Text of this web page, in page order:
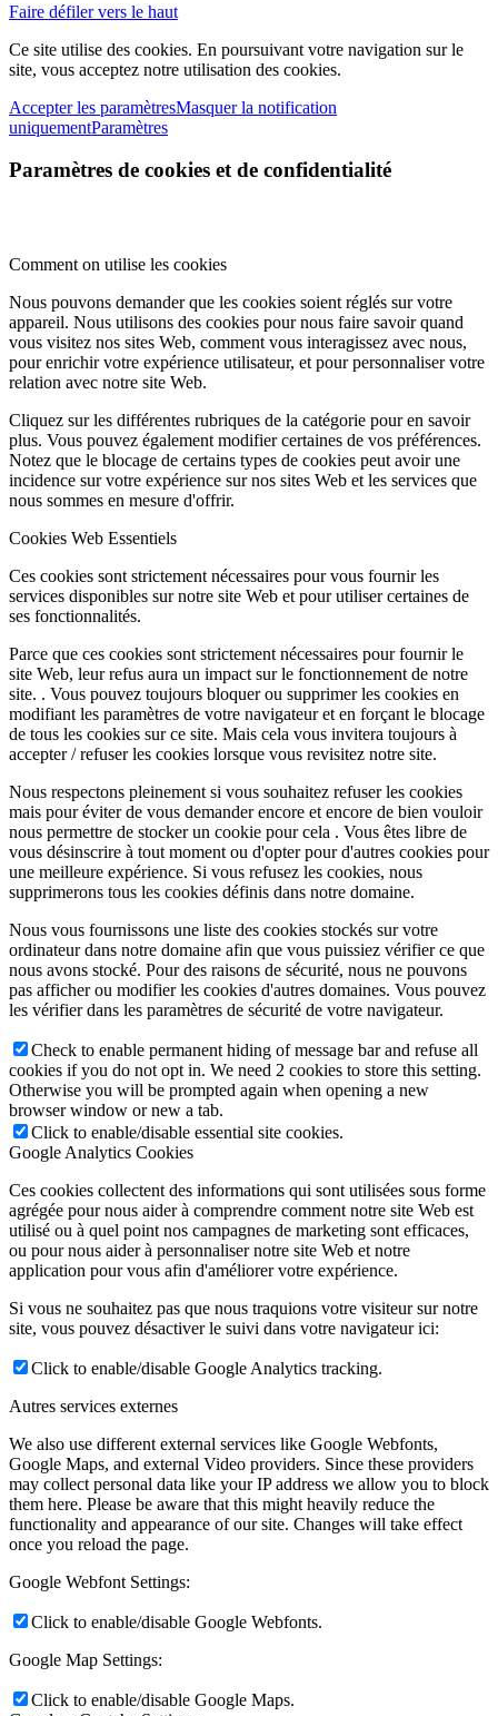
Faire défiler vers le haut
Ce site utilise des cookies. En poursuivant votre navigation sur le
site, vous acceptez notre utilisation des cookies.
Accepter les paramètresMasquer la notification
uniquementParamètres
Paramètres de cookies et de confidentialité
Comment on utilise les cookies
Nous pouvons demander que les cookies soient réglés sur votre
appareil. Nous utilisons des cookies pour nous faire savoir quand
vous visitez nos sites Web, comment vous interagissez avec nous,
pour enrichir votre expérience utilisateur, et pour personnaliser votre
relation avec notre site Web.
Cliquez sur les différentes rubriques de la catégorie pour en savoir
plus. Vous pouvez également modifier certaines de vos préférences.
Notez que le blocage de certains types de cookies peut avoir une
incidence sur votre expérience sur nos sites Web et les services que
nous sommes en mesure d'offrir.
Cookies Web Essentiels
Ces cookies sont strictement nécessaires pour vous fournir les
services disponibles sur notre site Web et pour utiliser certaines de
ses fonctionnalités.
Parce que ces cookies sont strictement nécessaires pour fournir le
site Web, leur refus aura un impact sur le fonctionnement de notre
site. . Vous pouvez toujours bloquer ou supprimer les cookies en
modifiant les paramètres de votre navigateur et en forçant le blocage
de tous les cookies sur ce site. Mais cela vous invitera toujours à
accepter / refuser les cookies lorsque vous revisitez notre site.
Nous respectons pleinement si vous souhaitez refuser les cookies
mais pour éviter de vous demander encore et encore de bien vouloir
nous permettre de stocker un cookie pour cela . Vous êtes libre de
vous désinscrire à tout moment ou d'opter pour d'autres cookies pour
une meilleure expérience. Si vous refusez les cookies, nous
supprimerons tous les cookies définis dans notre domaine.
Nous vous fournissons une liste des cookies stockés sur votre
ordinateur dans notre domaine afin que vous puissiez vérifier ce que
nous avons stocké. Pour des raisons de sécurité, nous ne pouvons
pas afficher ou modifier les cookies d'autres domaines. Vous pouvez
les vérifier dans les paramètres de sécurité de votre navigateur.
Check to enable permanent hiding of message bar and refuse all
cookies if you do not opt in. We need 2 cookies to store this setting.
Otherwise you will be prompted again when opening a new
browser window or new a tab.
Click to enable/disable essential site cookies.
Google Analytics Cookies
Ces cookies collectent des informations qui sont utilisées sous forme
agrégée pour nous aider à comprendre comment notre site Web est
utilisé ou à quel point nos campagnes de marketing sont efficaces,
ou pour nous aider à personnaliser notre site Web et notre
application pour vous afin d'améliorer votre expérience.
Si vous ne souhaitez pas que nous traquions votre visiteur sur notre
site, vous pouvez désactiver le suivi dans votre navigateur ici:
Click to enable/disable Google Analytics tracking.
Autres services externes
We also use different external services like Google Webfonts,
Google Maps, and external Video providers. Since these providers
may collect personal data like your IP address we allow you to block
them here. Please be aware that this might heavily reduce the
functionality and appearance of our site. Changes will take effect
once you reload the page.
Google Webfont Settings:
Click to enable/disable Google Webfonts.
Google Map Settings:
Click to enable/disable Google Maps.